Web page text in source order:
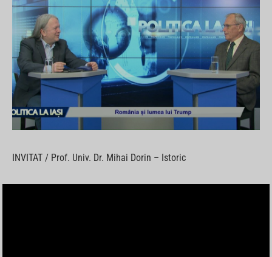
INVITAT / Prof. Univ. Dr. Mihai Dorin – Istoric